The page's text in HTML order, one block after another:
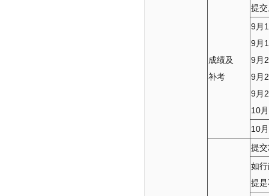
成绩及
补考
提
9月
9月
9月
9月
9月
10
10
提
如
提